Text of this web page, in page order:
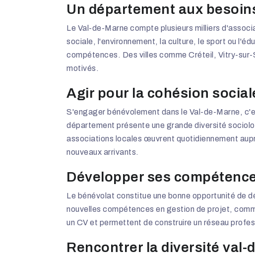
Un département aux
Le Val-de-Marne compte plusieurs milliers
sociale, l'environnement, la culture, le sport ou
compétences. Des villes comme Créteil, Vitry-
motivés.
Agir pour la cohésion
S'engager bénévolement dans le Val-de-Marne,
département présente une grande diversité
associations locales œuvrent quotidiennement
nouveaux arrivants.
Développer ses
Le bénévolat constitue une bonne opportunité de
nouvelles compétences en gestion de projet,
un CV et permettent de construire un réseau
Rencontrer la diversité val-